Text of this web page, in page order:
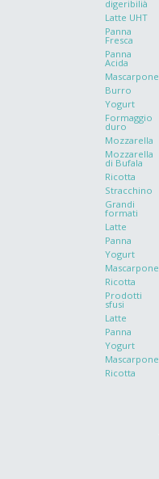
digeribilià
Latte UHT
Panna
Fresca
Panna
Acida
Mascarpone
Burro
Yogurt
Formaggio
duro
Mozzarella
Mozzarella
di Bufala
Ricotta
Stracchino
Grandi
formati
Latte
Panna
Yogurt
Mascarpone
Ricotta
Prodotti
sfusi
Latte
Panna
Yogurt
Mascarpone
Ricotta